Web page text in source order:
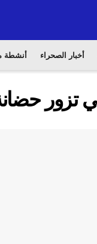
أخبار الصحراء أنشطة
تزور